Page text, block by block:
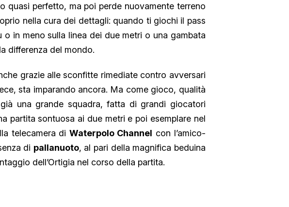
quasi perfetto, ma poi perde nuovamente terreno
nella cura dei dettagli: quando ti giochi il pass
in meno sulla linea dei due metri o una gambata
differenza del mondo.
grazie alle sconfitte rimediate contro avversari
sta imparando ancora. Ma come gioco, qualità
una grande squadra, fatta di grandi giocatori
partita sontuosa ai due metri e poi esemplare nel
telecamera di Waterpolo Channel con l’amico-
di pallanuoto, al pari della magnifica beduina
dell’Ortigia nel corso della partita.